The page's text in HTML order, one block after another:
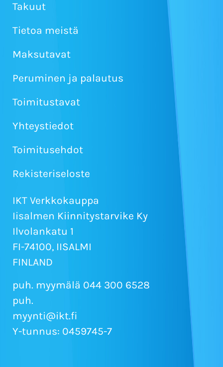
Takuut
Tietoa meistä
Maksutavat
Peruminen ja palautus
Toimitustavat
Yhteystiedot
Toimitusehdot
Rekisteriseloste
IKT Verkkokauppa
Iisalmen Kiinnitystarvike Ky
Ilvolankatu 1
FI-74100, IISALMI
FINLAND
puh. myymälä 044 300 6528
puh.
myynti@ikt.fi
Y-tunnus: 0459745-7